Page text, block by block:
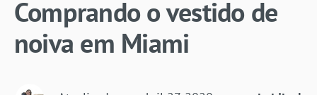
Comprando o vestido de
noiva em Miami